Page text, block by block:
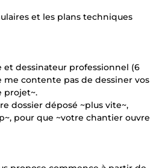
et les plans techniques
dessinateur professionnel (6
me contente pas de dessiner vos
projet~.
dossier déposé ~plus vite~,
pour que ~votre chantier ouvre